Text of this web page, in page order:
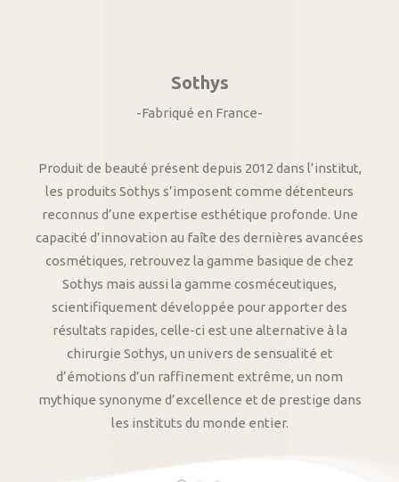
Sothys
-Fabriqué en France-
Produit de beauté présent depuis 2012 dans l’institut,
les produits Sothys s’imposent comme détenteurs
reconnus d’une expertise esthétique profonde. Une
capacité d’innovation au faîte des dernières avancées
cosmétiques, retrouvez la gamme basique de chez
Sothys mais aussi la gamme cosméceutiques,
scientifiquement développée pour apporter des
résultats rapides, celle-ci est une alternative à la
chirurgie Sothys, un univers de sensualité et
d’émotions d’un raffinement extrême, un nom
mythique synonyme d’excellence et de prestige dans
les instituts du monde entier.